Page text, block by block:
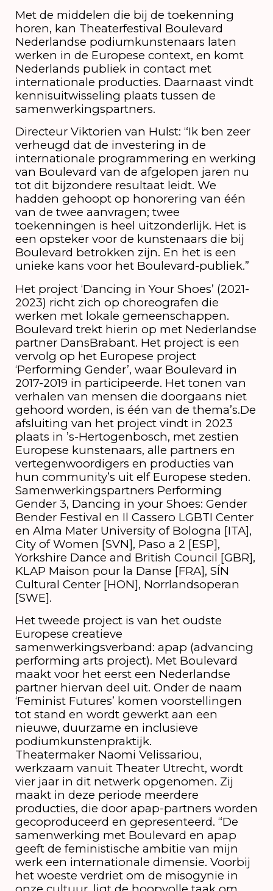
Met de middelen die bij de toekenning
horen, kan Theaterfestival Boulevard
Nederlandse podiumkunstenaars laten
werken in de Europese context, en komt
Nederlands publiek in contact met
internationale producties. Daarnaast vindt
kennisuitwisseling plaats tussen de
samenwerkingspartners.
Directeur Viktorien van Hulst: “Ik ben zeer
verheugd dat de investering in de
internationale programmering en werking
van Boulevard van de afgelopen jaren nu
tot dit bijzondere resultaat leidt. We
hadden gehoopt op honorering van één
van de twee aanvragen; twee
toekenningen is heel uitzonderlijk. Het is
een opsteker voor de kunstenaars die bij
Boulevard betrokken zijn. En het is een
unieke kans voor het Boulevard-publiek.”
Het project ‘Dancing in Your Shoes’ (2021-
2023) richt zich op choreografen die
werken met lokale gemeenschappen.
Boulevard trekt hierin op met Nederlandse
partner DansBrabant. Het project is een
vervolg op het Europese project
‘Performing Gender’, waar Boulevard in
2017-2019 in participeerde. Het tonen van
verhalen van mensen die doorgaans niet
gehoord worden, is één van de thema’s.De
afsluiting van het project vindt in 2023
plaats in ’s-Hertogenbosch, met zestien
Europese kunstenaars, alle partners en
vertegenwoordigers en producties van
hun community’s uit elf Europese steden.
Samenwerkingspartners Performing
Gender 3, Dancing in your Shoes: Gender
Bender Festival en Il Cassero LGBTI Center
en Alma Mater University of Bologna [ITA],
City of Women [SVN], Paso a 2 [ESP],
Yorkshire Dance and British Council [GBR],
KLAP Maison pour la Danse [FRA], SÍN
Cultural Center [HON], Norrlandsoperan
[SWE].
Het tweede project is van het oudste
Europese creatieve
samenwerkingsverband: apap (advancing
performing arts project). Met Boulevard
maakt voor het eerst een Nederlandse
partner hiervan deel uit. Onder de naam
‘Feminist Futures’ komen voorstellingen
tot stand en wordt gewerkt aan een
nieuwe, duurzame en inclusieve
podiumkunstenpraktijk.
Theatermaker Naomi Velissariou,
werkzaam vanuit Theater Utrecht, wordt
vier jaar in dit netwerk opgenomen. Zij
maakt in deze periode meerdere
producties, die door apap-partners worden
gecoproduceerd en gepresenteerd. “De
samenwerking met Boulevard en apap
geeft de feministische ambitie van mijn
werk een internationale dimensie. Voorbij
het woeste verdriet om de misogynie in